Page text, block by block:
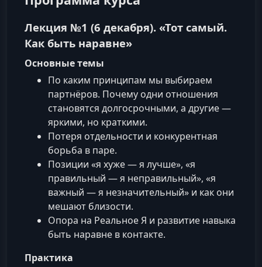
Лекция №1 (6 декабря). «Тот самый.
Как быть наравне»
Основные темы
По каким принципам мы выбираем
партнёров. Почему одни отношения
становятся долгосрочными, а другие —
яркими, но краткими.
Потеря отдельности и конкурентная
борьба в паре.
Позиции «я хуже — я лучше», «я
правильный — я неправильный», «я
важный — я незначительный» и как они
мешают близости.
Опора на Реальное Я и развитие навыка
быть наравне в контакте.
Практика